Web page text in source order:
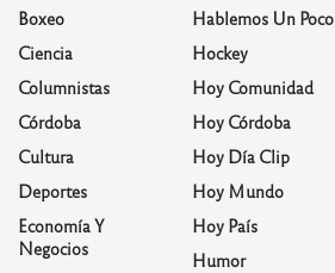
Boxeo
Ciencia
Columnistas
Córdoba
Cultura
Deportes
Economía Y
Negocios
Hablemos Un Poco
Hockey
Hoy Comunidad
Hoy Córdoba
Hoy Día Clip
Hoy Mundo
Hoy País
Humor